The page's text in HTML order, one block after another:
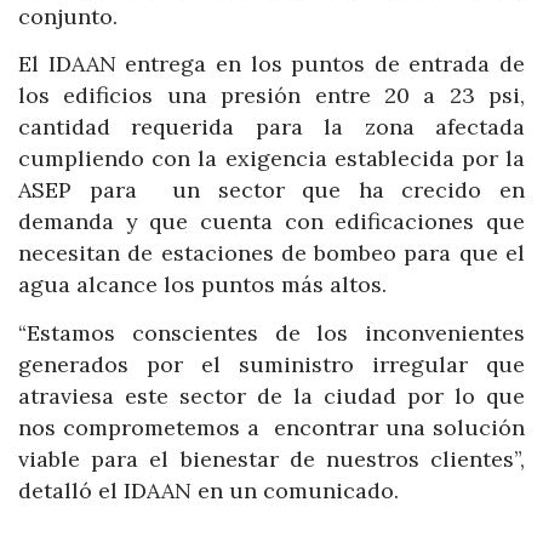
conjunto.
El IDAAN entrega en los puntos de entrada de
los edificios una presión entre 20 a 23 psi,
cantidad requerida para la zona afectada
cumpliendo con la exigencia establecida por la
ASEP para un sector que ha crecido en
demanda y que cuenta con edificaciones que
necesitan de estaciones de bombeo para que el
agua alcance los puntos más altos.
“Estamos conscientes de los inconvenientes
generados por el suministro irregular que
atraviesa este sector de la ciudad por lo que
nos comprometemos a encontrar una solución
viable para el bienestar de nuestros clientes”,
detalló el IDAAN en un comunicado.